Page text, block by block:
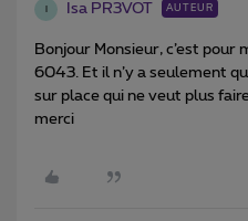
Isa PR3VOT AUTEUR
Bonjour Monsieur, c’est pour
6043. Et il n’y a seulement
sur place qui ne veut plus
merci